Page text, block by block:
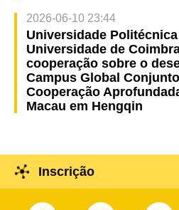
2026-06-10 23:44
Universidade
Universidade de
cooperação sobre o
Campus Global
Cooperação
Macau em Hengqin
Inscrição